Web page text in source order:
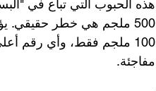
500 ملجم هي خطر حقيقي. يؤكد
100 ملجم فقط، وأي رقم
مفاجئة.